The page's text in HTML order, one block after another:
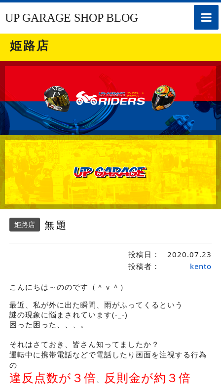
toggle
UP GARAGE SHOP BLOG
姫路店
姫路店 無題
投稿日：
2020.07.23
投稿者：
kento
こんにちは～ののです（＾ｖ＾）
最近、私が外に出た瞬間、雨がふってくるという
謎の現象に悩まされています(-_-)
困った困った、、、。
それはさておき、皆さん知ってましたか？
運転中に携帯電話などで電話したり画面を注視する行為
の
違反点数が３倍 反則金が約３倍